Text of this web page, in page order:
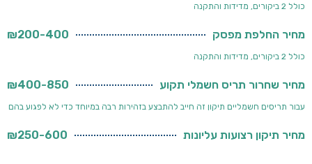
כולל 2 ביקורים, מדידות והתקנה
מחיר החלפת מפסק ₪200-400
כולל 2 ביקורים, מדידות והתקנה
מחיר שחרור תריס חשמלי תקוע ₪400-850
עבור תריסים חשמליים תיקון זה חייב להתבצע בזהירות רבה במיוחד כדי לא לפגוע בהם
מחיר תיקון רצועות עליונות ₪250-600